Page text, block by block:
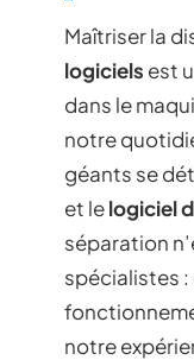
Maîtriser la
logiciels est
dans le
notre
géants se
et lelogiciel
séparation
spécialistes
notre